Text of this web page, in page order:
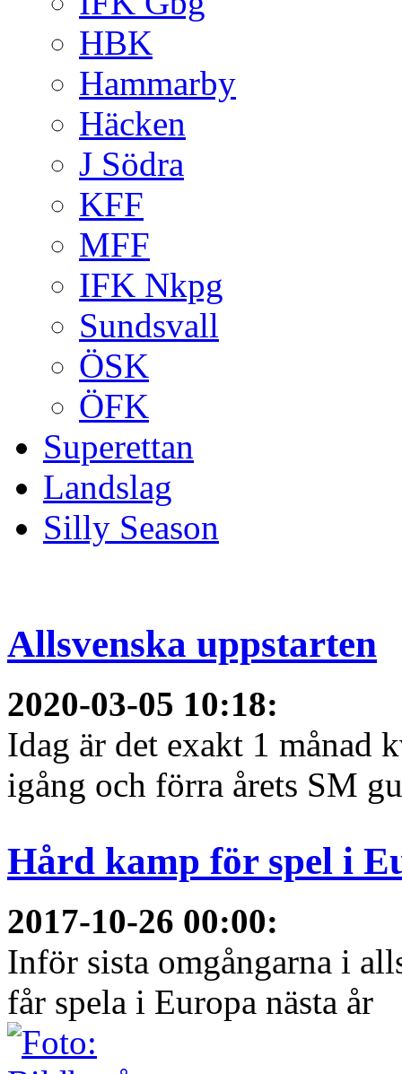
HBK
Hammarby
Häcken
J Södra
KFF
MFF
IFK Nkpg
Sundsvall
ÖSK
ÖFK
Superettan
Landslag
Silly Season
Allsvenska uppstarten
2020-03-05 10:18:
Idag är det exakt 1 månad
igång och förra årets SM
Hård kamp för spel i
2017-10-26 00:00:
Inför sista omgångarna i
får spela i Europa nästa år